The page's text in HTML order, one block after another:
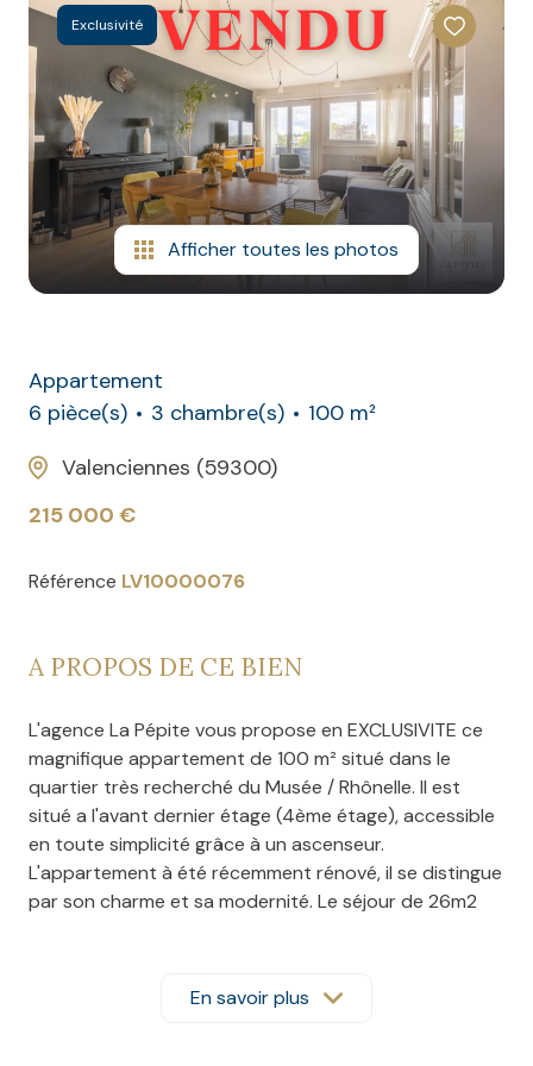
NOS
CLIENTS
CONTACT
Exclusivité
Afficher toutes les photos
Appartement
6 pièce(s)
3 chambre(s)
100 m²
Valenciennes (59300)
215 000 €
Référence LV10000076
A PROPOS DE CE BIEN
L'agence La Pépite vous propose en EXCLUSIVITE ce
magnifique appartement de 100 m² situé dans le
quartier très recherché du Musée / Rhônelle. Il est
situé a l'avant dernier étage (4ème étage), accessible
en toute simplicité grâce à un ascenseur.
L'appartement à été récemment rénové, il se distingue
par son charme et sa modernité. Le séjour de 26m2
traversant, parfaite extension de votre espace de vie.
La cuisine separée de 14m2, répondra à vos besoins
En savoir plus